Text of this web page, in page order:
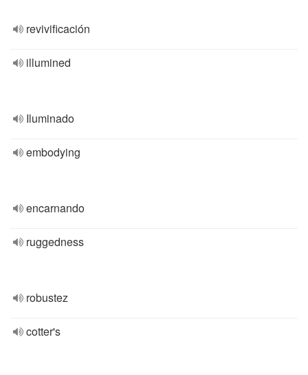
revivificación
illumined
Iluminado
embodying
encarnando
ruggedness
robustez
cotter's